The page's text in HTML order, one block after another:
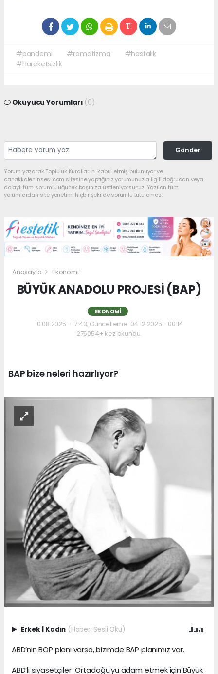
#pandemi #romatizma
#hastalık
#hareketsizlik
Okuyucu Yorumları (0)
Gönder
Yorum yazarak Topluluk Kuralları’nı kabul etmiş bulunuyor ve
canakkaleninsesi.com sitesine yaptığınız yorumunuzla ilgili doğrudan veya
dolaylı tüm sorumluluğu tek başınıza üstleniyorsunuz. Yazılan tüm
yorumlardan site yönetimi hiçbir şekilde sorumlu tutulamaz.
Anasayfa Ekonomi
BÜYÜK ANADOLU PROJESİ (BAP)
EKONOMI
10.08.2025 - 17:43, Güncelleme: 04.12.2025 - 00:14
276054+ kez okundu.
BAP bize neleri hazırlıyor?
Erkek Kadın (Haberi Sesli Oku)
ABD’nin BOP planı varsa, bizimde BAP planımız var.
ABD’li siyasetçiler Ortadoğu’yu adam etmek için Büyük